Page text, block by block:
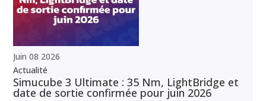
Juin 08 2026
Actualité
Simucube 3 Ultimate : 35 Nm, LightBridge et
date de sortie confirmée pour juin 2026